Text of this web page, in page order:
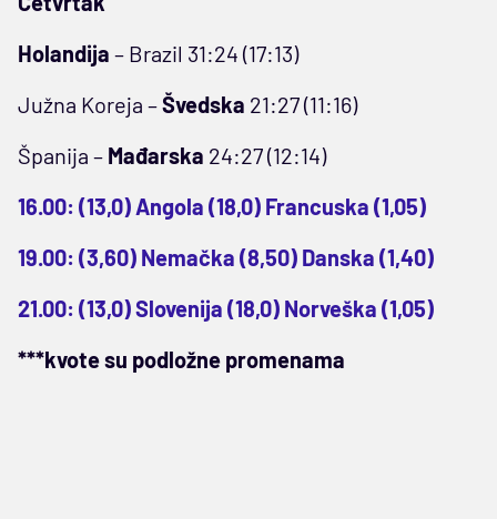
Holandija – Brazil 31:24 (17:13)
Južna Koreja –Švedska 21:27 (11:16)
Španija – Mađarska 24:27 (12:14)
16.00: (13,0) Angola (18,0) Francuska (1,05)
19.00: (3,60) Nemačka (8,50) Danska (1,40)
21.00: (13,0) Slovenija (18,0) Norveška (1,05)
***kvote su podložne promenama